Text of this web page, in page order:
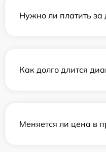
Нужно ли платить за
Как долго длится
Меняется ли цена в